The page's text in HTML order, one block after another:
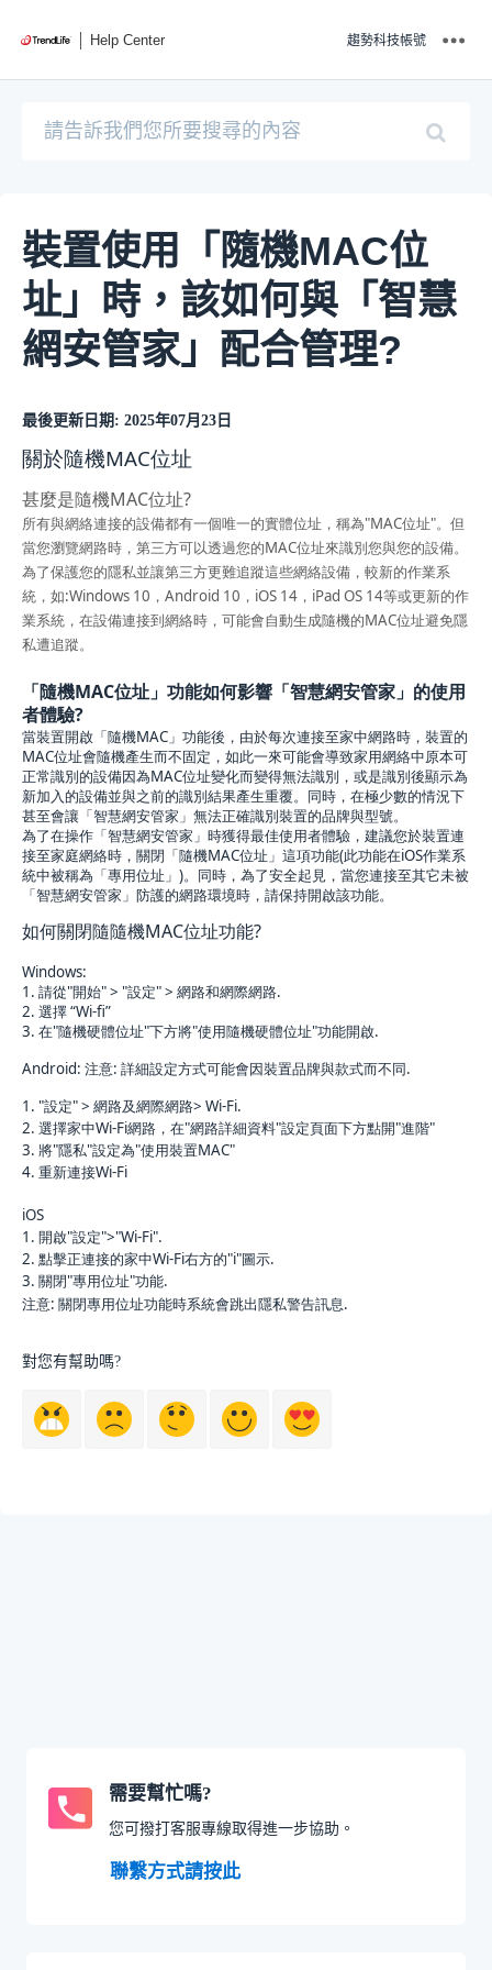
Help Center 趨勢科技帳號
裝置使用「隨機MAC位
址」時，該如何與「智慧
網安管家」配合管理?
最後更新日期: 2025年07月23日
關於隨機MAC位址
甚麼是隨機MAC位址?
所有與網絡連接的設備都有一個唯一的實體位址，稱為"MAC位址"。但
當您瀏覽網路時，第三方可以透過您的MAC位址來識別您與您的設備。
為了保護您的隱私並讓第三方更難追蹤這些網絡設備，較新的作業系
統，如:Windows 10，Android 10，iOS 14，iPad OS 14等或更新的作
業系統，在設備連接到網絡時，可能會自動生成隨機的MAC位址避免隱
私遭追蹤。
「隨機MAC位址」功能如何影響「智慧網安管家」的使用
者體驗?
當裝置開啟「隨機MAC」功能後，由於每次連接至家中網路時，裝置的
MAC位址會隨機產生而不固定，如此一來可能會導致家用網絡中原本可
正常識別的設備因為MAC位址變化而變得無法識別，或是識別後顯示為
新加入的設備並與之前的識別結果產生重覆。同時，在極少數的情況下
甚至會讓「智慧網安管家」無法正確識別裝置的品牌與型號。
為了在操作「智慧網安管家」時獲得最佳使用者體驗，建議您於裝置連
接至家庭網絡時，關閉「隨機MAC位址」這項功能(此功能在iOS作業系
統中被稱為「專用位址」)。同時，為了安全起見，當您連接至其它未被
「智慧網安管家」防護的網路環境時，請保持開啟該功能。
如何關閉隨隨機MAC位址功能?
Windows:
1. 請從"開始" > "設定" > 網路和網際網路.
2. 選擇 “Wi-fi”
3. 在"隨機硬體位址"下方將"使用隨機硬體位址"功能開啟.
Android: 注意: 詳細設定方式可能會因裝置品牌與款式而不同.
1. "設定" > 網路及網際網路> Wi-Fi.
2. 選擇家中Wi-Fi網路，在"網路詳細資料"設定頁面下方點開"進階"
3. 將"隱私"設定為"使用裝置MAC"
4. 重新連接Wi-Fi
iOS
1. 開啟"設定">"Wi-Fi".
2. 點擊正連接的家中Wi-Fi右方的"i"圖示.
3. 關閉"專用位址"功能.
注意: 關閉專用位址功能時系統會跳出隱私警告訊息.
對您有幫助嗎?
需要幫忙嗎?
您可撥打客服專線取得進一步協助。
聯繫方式請按此